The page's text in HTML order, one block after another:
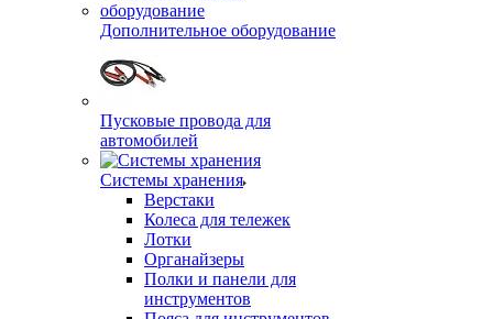
Дополнительное оборудование
Пусковые провода для
автомобилей
Системы хранения
Верстаки
Колеса для тележек
Лотки
Органайзеры
Полки и панели для
инструментов